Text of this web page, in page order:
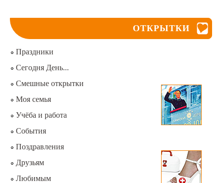
ОТКРЫТКИ
Праздники
Сегодня День...
Смешные открытки
Моя семья
Учёба и работа
События
Поздравления
Друзьям
Любимым